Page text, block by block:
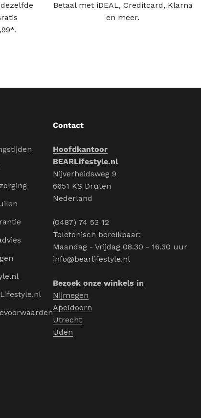
Betaal met iDEAL, Creditcard, Klarna
en meer.
Contact
Hoofdkantoor
BEARLifestyle.nl
Nijverheidsweg 9
6651 KS Druten
Nederland
(0487) 74 53 12
Telefonisch bereikbaar:
Maandag - Vrijdag 08.30 - 16.30 uur
info@bearlifestyle.nl
Bezoek onze winkels in
Nijmegen
Apeldoorn
Utrecht
Uden